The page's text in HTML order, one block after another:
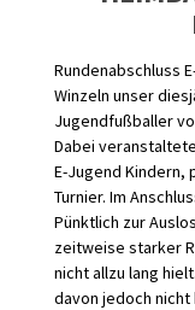
Rundenabschluss
Winzeln unser
Jugendfußballer
Dabei
E-Jugend Kindern,
Turnier. Im
Pünktlich zur
zeitweise starker
nicht allzu lang
davon jedoch nicht